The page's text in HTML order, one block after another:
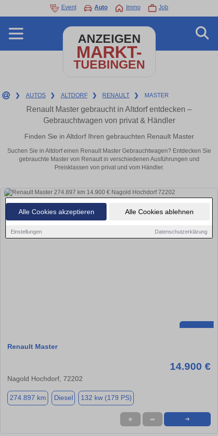
Alle Cookies akzeptieren Alle Cookies ablehnen
Einstellungen Datenschutzerklärung
Event Auto Immo Job
ANZEIGEN
MARKT-
TUEBINGEN
❯ AUTOS ❯ ALTDORF ❯ RENAULT ❯ MASTER
Renault Master gebraucht in Altdorf entdecken –
Gebrauchtwagen von privat & Händler
Finden Sie in Altdorf Ihren gebrauchten Renault Master
Suchen Sie in Altdorf einen Renault Master Gebrauchtwagen? Entdecken Sie
gebrauchte Master von Renault in verschiedenen Ausführungen und
Preisklassen von privat und vom Händler.
Renault Master
14.900 €
Nagold Hochdorf, 72202
274.897 km Diesel 132 kw (179 PS)
★ ➦ ➜